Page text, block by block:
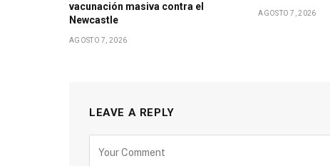
vacunación masiva contra el
Newcastle
AGOSTO 7, 2026
AGOSTO 7, 2026
LEAVE A REPLY